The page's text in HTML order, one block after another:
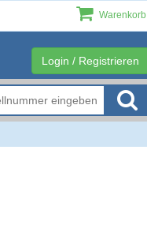
Login / Registrieren
Warenkorb